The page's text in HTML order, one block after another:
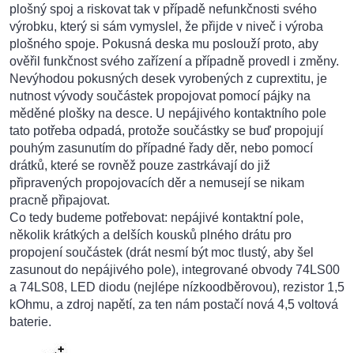
plošný spoj a riskovat tak v případě nefunkčnosti svého
výrobku, který si sám vymyslel, že přijde v niveč i výroba
plošného spoje. Pokusná deska mu poslouží proto, aby
ověřil funkčnost svého zařízení a případně provedl i změny.
Nevýhodou pokusných desek vyrobených z cuprextitu, je
nutnost vývody součástek propojovat pomocí pájky na
měděné plošky na desce. U nepájivého kontaktního pole
tato potřeba odpadá, protože součástky se buď propojují
pouhým zasunutím do případné řady děr, nebo pomocí
drátků, které se rovněž pouze zastrkávají do již
připravených propojovacích děr a nemusejí se nikam
pracně připajovat.
Co tedy budeme potřebovat: nepájivé kontaktní pole,
několik krátkých a delších kousků plného drátu pro
propojení součástek (drát nesmí být moc tlustý, aby šel
zasunout do nepájivého pole), integrované obvody 74LS00
a 74LS08, LED diodu (nejlépe nízkoodběrovou), rezistor 1,5
kOhmu, a zdroj napětí, za ten nám postačí nová 4,5 voltová
baterie.